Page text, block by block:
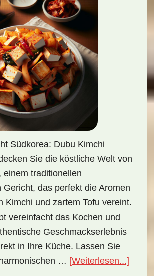
Südkorea: Dubu Kimchi
Sie die köstliche Welt von
einem traditionellen
Gericht, das perfekt die Aromen
Kimchi und zartem Tofu vereint.
vereinfacht das Kochen und
Geschmackserlebnis
in Ihre Küche. Lassen Sie
… [Weiterlesen...]